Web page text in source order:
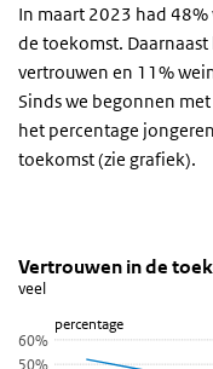
In maart 2023 had
de toekomst.
vertrouwen en 11%
Sinds we begonnen
het percentage
toekomst (zie grafiek).
Vertrouwen in
Sla de grafiek
Vertrouwen in de
Lijn grafiek met 7 data
Bekijk als data tabel.
percentage
Vertrouwen in de
veel
50%
60%